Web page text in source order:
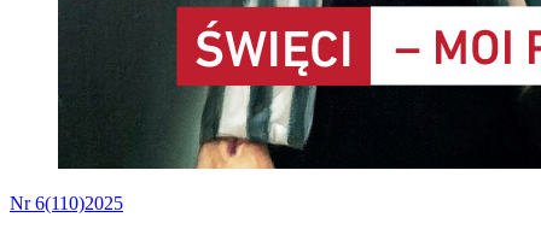
Nr 6(110)2025